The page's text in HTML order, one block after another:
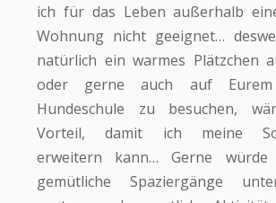
ich für das Leben außerhalb
Wohnung nicht geeignet…
natürlich ein warmes Plätzchen
oder gerne auch auf Eurem
Hundeschule zu besuchen,
Vorteil, damit ich meine
erweitern kann… Gerne
gemütliche Spaziergänge